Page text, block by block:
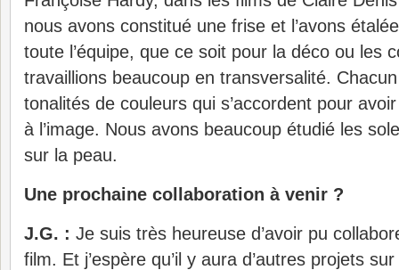
nous avons constitué une frise et l’avons
toute l’équipe, que ce soit pour la déco ou les
travaillions beaucoup en transversalité.
tonalités de couleurs qui s’accordent pour
à l’image. Nous avons beaucoup étudié les
sur la peau.
Une prochaine collaboration à venir ?
J.G. : Je suis très heureuse d’avoir pu
film. Et j’espère qu’il y aura d’autres projets